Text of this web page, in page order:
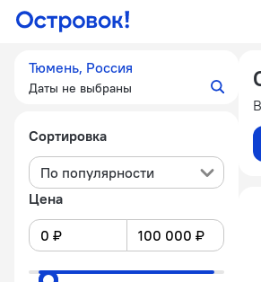
Тюмень, Россия
Даты не выбраны
Сортировка
По популярности
Цена